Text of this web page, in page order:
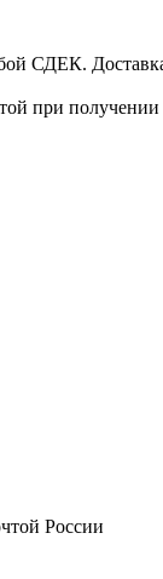
СДЕК.
при получении
России